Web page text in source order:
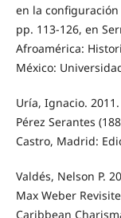
en la configuración
pp. 113-126, en
Afroamérica:
México:
Uría, Ignacio.
Pérez Serantes
Castro, Madrid:
Valdés, Nelson P.
Max Weber
Caribbean